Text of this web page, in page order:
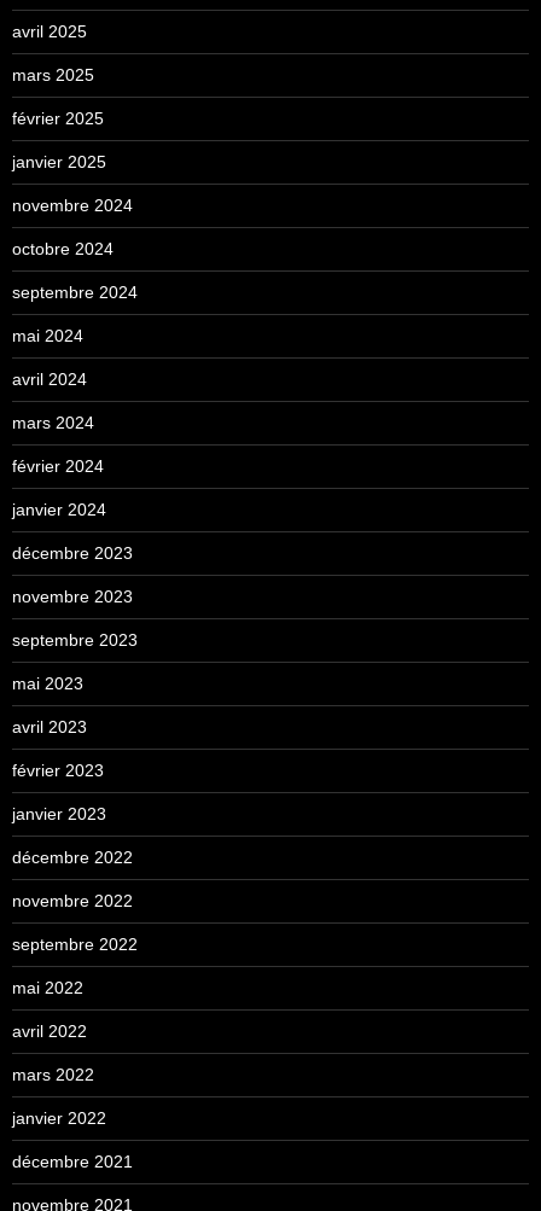
avril 2025
mars 2025
février 2025
janvier 2025
novembre 2024
octobre 2024
septembre 2024
mai 2024
avril 2024
mars 2024
février 2024
janvier 2024
décembre 2023
novembre 2023
septembre 2023
mai 2023
avril 2023
février 2023
janvier 2023
décembre 2022
novembre 2022
septembre 2022
mai 2022
avril 2022
mars 2022
janvier 2022
décembre 2021
novembre 2021